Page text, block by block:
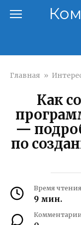
Главная »
Как
—
по
Время чтения
9 мин.